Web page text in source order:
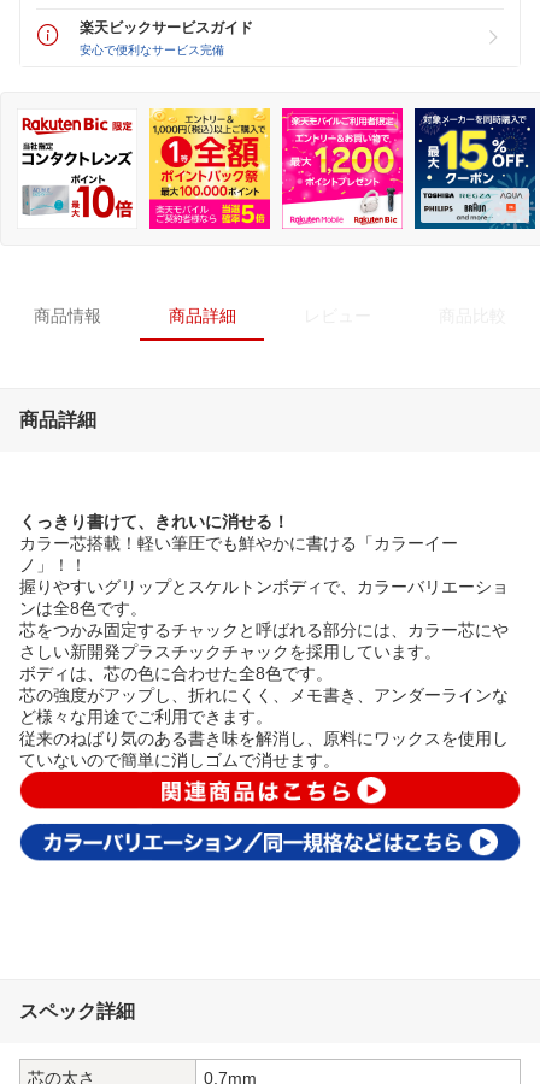
楽天ビックサービスガイド
安心で便利なサービス完備
商品情報 商品詳細
商品詳細
くっきり書けて、きれいに消せる！
カラー芯搭載！軽い筆圧でも鮮やかに書ける「カラーイー
ノ」！！
握りやすいグリップとスケルトンボディで、カラーバリエーショ
ンは全8色です。
芯をつかみ固定するチャックと呼ばれる部分には、カラー芯にや
さしい新開発プラスチックチャックを採用しています。
ボディは、芯の色に合わせた全8色です。
芯の強度がアップし、折れにくく、メモ書き、アンダーラインな
ど様々な用途でご利用できます。
従来のねばり気のある書き味を解消し、原料にワックスを使用し
ていないので簡単に消しゴムで消せます。
スペック詳細
芯の太さ 0.7mm